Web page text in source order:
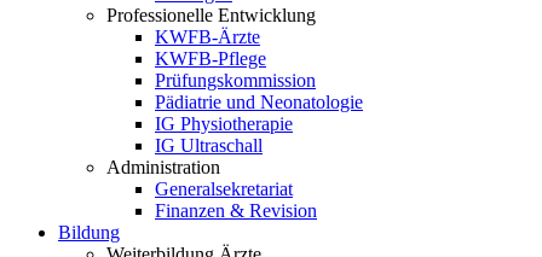
Professionelle Entwicklung
KWFB-Ärzte
KWFB-Pflege
Prüfungskommission
Pädiatrie und Neonatologie
IG Physiotherapie
IG Ultraschall
Administration
Generalsekretariat
Finanzen & Revision
Bildung